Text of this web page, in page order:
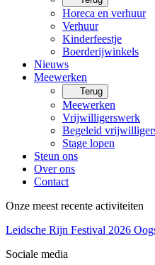
Horeca en verhuur
Verhuur
Kinderfeestje
Boerderijwinkels
Nieuws
Meewerken
Terug
Meewerken
Vrijwilligerswerk
Begeleid
Stage lopen
Steun ons
Over ons
Contact
Onze meest recente activiteiten
Leidsche Rijn Festival 2026
Sociale media